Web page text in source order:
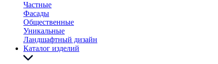
Частные
Фасады
Общественные
Уникальные
Ландшафтный дизайн
Каталог изделий